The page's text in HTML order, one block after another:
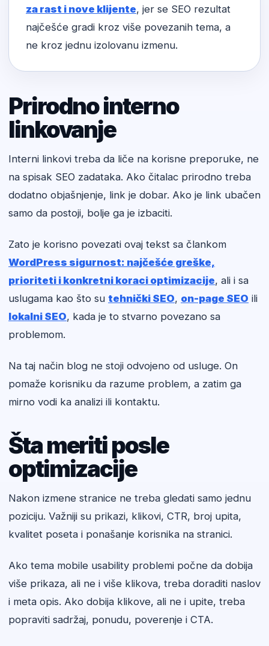
za rast i nove klijente, jer se SEO rezultat
najčešće gradi kroz više povezanih tema, a
ne kroz jednu izolovanu izmenu.
Prirodno interno
linkovanje
Interni linkovi treba da liče na korisne preporuke, ne
na spisak SEO zadataka. Ako čitalac prirodno treba
dodatno objašnjenje, link je dobar. Ako je link ubačen
samo da postoji, bolje ga je izbaciti.
Zato je korisno povezati ovaj tekst sa člankom
WordPress sigurnost: najčešće greške,
prioriteti i konkretni koraci optimizacije, ali i sa
uslugama kao što su tehnički SEO, on-page SEO ili
lokalni SEO, kada je to stvarno povezano sa
problemom.
Na taj način blog ne stoji odvojeno od usluge. On
pomaže korisniku da razume problem, a zatim ga
mirno vodi ka analizi ili kontaktu.
Šta meriti posle
optimizacije
Nakon izmene stranice ne treba gledati samo jednu
poziciju. Važniji su prikazi, klikovi, CTR, broj upita,
kvalitet poseta i ponašanje korisnika na stranici.
Ako tema mobile usability problemi počne da dobija
više prikaza, ali ne i više klikova, treba doraditi naslov
i meta opis. Ako dobija klikove, ali ne i upite, treba
popraviti sadržaj, ponudu, poverenje i CTA.